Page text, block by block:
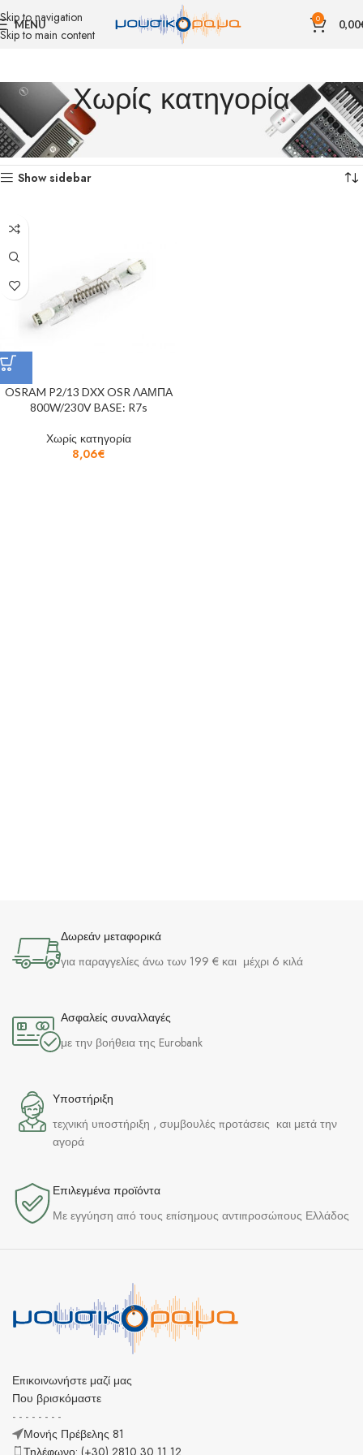
Skip to navigation
Skip to main content
MENU 0 0,00
Χωρίς κατηγορία
Αρχική σελίδα Χωρίς κατηγορία
Εμφάνιση του μοναδικού αποτελέσματος
Show sidebar
OSRAM P2/13 DXX OSR ΛΑΜΠΑ
800W/230V BASE: R7s
Χωρίς κατηγορία
8,06€
Δωρεάν μεταφορικά
για παραγγελίες άνω των 199 € και μέχρι 6 κιλά
Ασφαλείς συναλλαγές
με την βοήθεια της Eurobank
Υποστήριξη
τεχνική υποστήριξη , συμβουλές προτάσεις και μετά την
αγορά
Επιλεγμένα προϊόντα​
Με εγγύηση από τους επίσημους αντιπροσώπους Ελλάδος
Επικοινωνήστε μαζί μας
Που βρισκόμαστε
- - - - - - - -
Μονής Πρέβελης 81
Τηλέφωνο: (+30) 2810 30 11 12